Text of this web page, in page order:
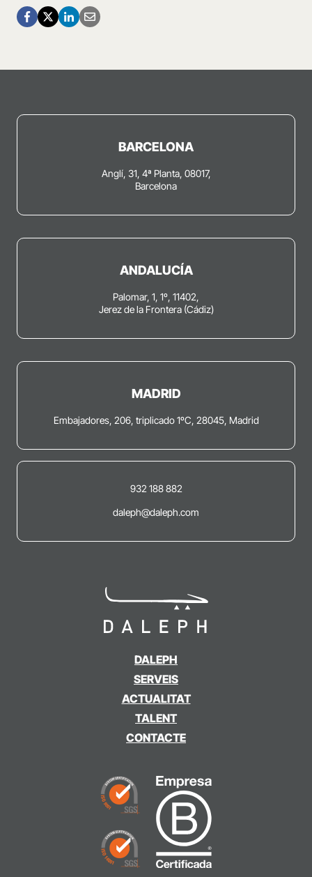
DALEPH
SERVEIS
ACTUALITAT
TALENT
CONTACTE
BARCELONA
Anglí, 31, 4ª Planta, 08017,
Barcelona
ANDALUCÍA
Palomar, 1, 1º, 11402,
Jerez de la Frontera (Cádiz)
MADRID
Embajadores, 206, triplicado 1ºC, 28045, Madrid
932 188 882
daleph@daleph.com